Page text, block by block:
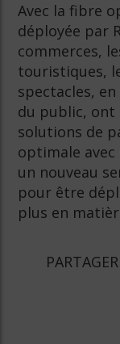
Avec la fibre
déployée par
commerces,
touristiques,
spectacles,
du public, ont
solutions de
optimale avec
un nouveau
pour être
plus en